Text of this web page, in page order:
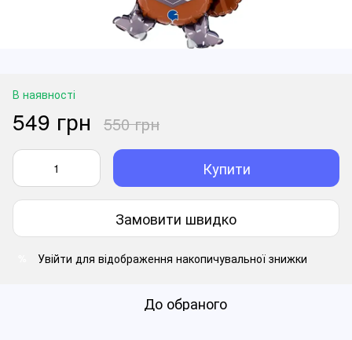
В наявності
549 грн 550 грн
Купити
Замовити швидко
Увійти для відображення накопичувальної знижки
До обраного